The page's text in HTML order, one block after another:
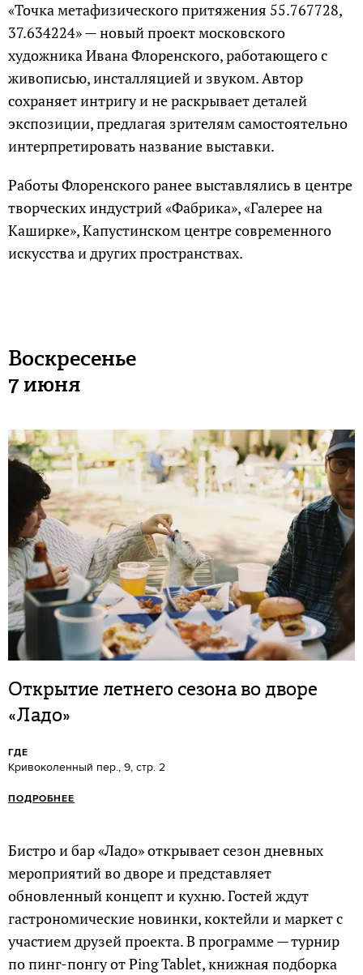
«Точка метафизического притяжения 55.767728,
37.634224» — новый проект московского
художника Ивана Флоренского, работающего с
живописью, инсталляцией и звуком. Автор
сохраняет интригу и не раскрывает деталей
экспозиции, предлагая зрителям самостоятельно
интерпретировать название выставки.
Работы Флоренского ранее выставлялись в центре
творческих индустрий «Фабрика», «Галерее на
Каширке», Капустинском центре современного
искусства и других пространствах.
Воскресенье
7 июня
Открытие летнего сезона во дворе
«Ладо»
ГДЕ
Кривоколенный пер., 9, стр. 2
ПОДРОБНЕЕ
Бистро и бар «Ладо» открывает сезон дневных
мероприятий во дворе и представляет
обновленный концепт и кухню. Гостей ждут
гастрономические новинки, коктейли и маркет с
участием друзей проекта. В программе — турнир
по пинг-понгу от Ping Tablet, книжная подборка